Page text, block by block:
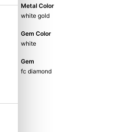
Metal Color
white gold
Gem Color
white
Gem
fc diamond